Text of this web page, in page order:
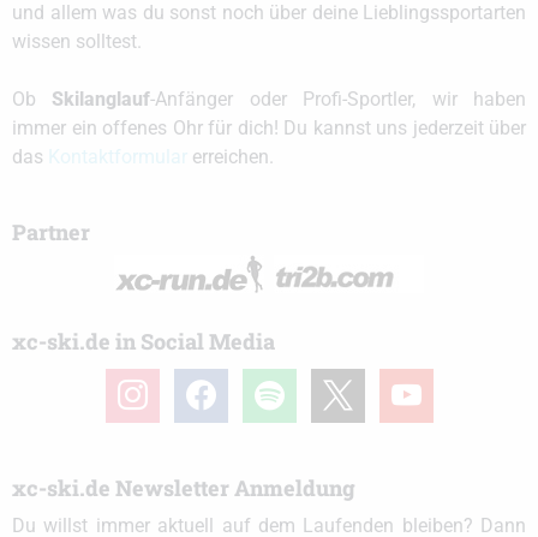
und allem was du sonst noch über deine Lieblingssportarten
wissen solltest.
Ob Skilanglauf-Anfänger oder Profi-Sportler, wir haben
immer ein offenes Ohr für dich! Du kannst uns jederzeit über
das
erreichen.
Partner
xc-ski.de in Social Media
instagramfacebook spotify youtube
xc-ski.de Newsletter Anmeldung
Du willst immer aktuell auf dem Laufenden bleiben? Dann